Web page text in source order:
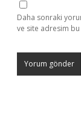
Daha sonraki
ve site adresim bu